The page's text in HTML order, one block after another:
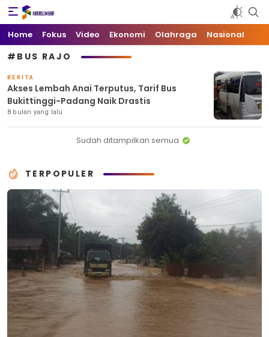
Kata Sumbar
Berita Sumbar Hari Ini
Home Fokus Video Ekonomi Olahraga Nasional
#BUS RAJO
BERITA
Akses Lembah Anai Terputus, Tarif Bus
Bukittinggi-Padang Naik Drastis
8 bulan yang lalu
Sudah ditampilkan semua
TERPOPULER